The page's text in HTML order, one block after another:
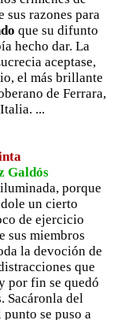
sus razones para
que su difunto
hecho dar. La
aceptase,
el más brillante
de Ferrara,
...
Galdós
porque
un cierto
de ejercicio
sus miembros
la devoción de
que
por fin se quedó
Sacáronla del
se puso a